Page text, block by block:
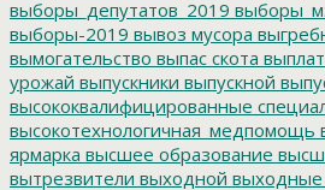
выборы_депутатов_2019
выборы-2019 вывоз мусора
вымогательство выпас скота
урожай выпускники выпускной
высококвалифицированные
высокотехнологичная_медпомощь
ярмарка высшее образование
вытрезвители выходной выходные